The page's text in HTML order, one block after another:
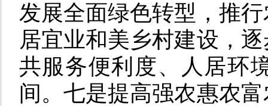
发展全面绿色转型，推
居宜业和美乡村建设，
共服务便利度、人居环
间。七是提高强农惠农